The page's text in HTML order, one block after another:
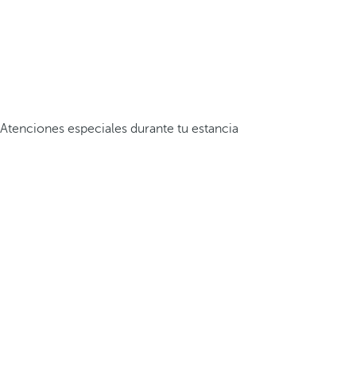
Atenciones especiales durante tu estancia